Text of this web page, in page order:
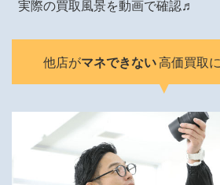
実際の買取風景を動画で確認♬
他店がマネできない高価買取